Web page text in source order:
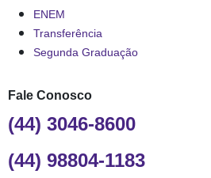
ENEM
Transferência
Segunda Graduação
Fale Conosco
(44) 3046-8600
(44) 98804-1183